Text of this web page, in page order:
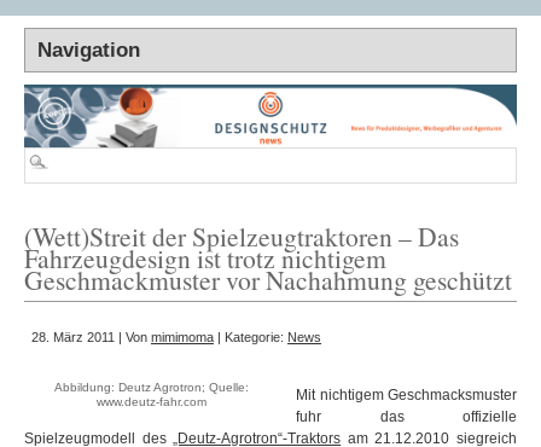
(Wett)Streit der Spielzeugtraktoren – Das
Fahrzeugdesign ist trotz nichtigem
Geschmackmuster vor Nachahmung geschützt
28. März 2011 | Von mimimoma | Kategorie: News
Abbildung: Deutz Agrotron; Quelle:
www.deutz-fahr.com
Mit nichtigem Geschmacksmuster
fuhr das offizielle
Spielzeugmodell des„Deutz-Agrotron“-Traktors am 21.12.2010 siegreich